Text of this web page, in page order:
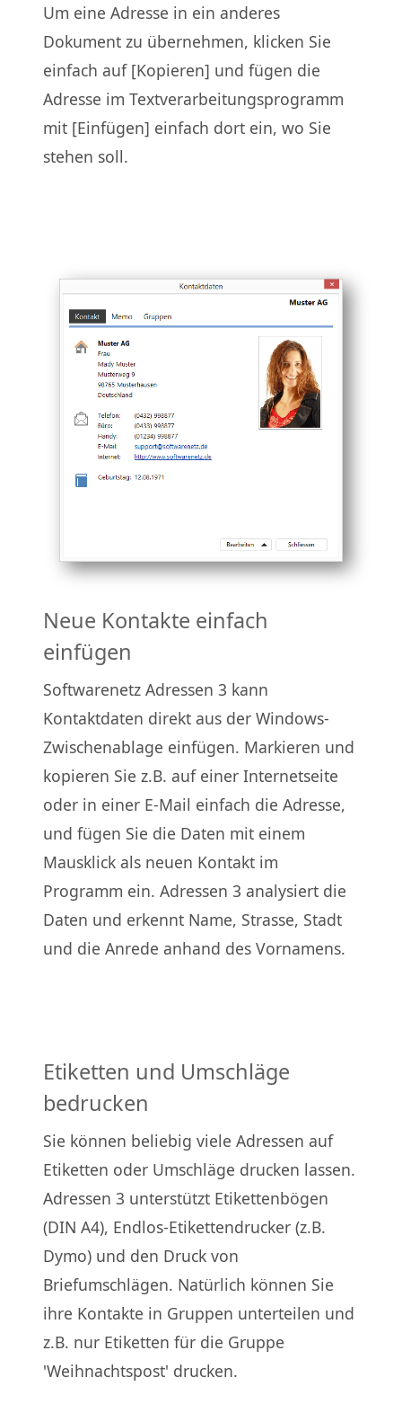
Um eine Adresse in ein anderes
Dokument zu übernehmen, klicken Sie
einfach auf [Kopieren] und fügen die
Adresse im Textverarbeitungsprogramm
mit [Einfügen] einfach dort ein, wo Sie
stehen soll.
Neue Kontakte einfach
einfügen
Softwarenetz Adressen 3 kann
Kontaktdaten direkt aus der Windows-
Zwischenablage einfügen. Markieren und
kopieren Sie z.B. auf einer Internetseite
oder in einer E-Mail einfach die Adresse,
und fügen Sie die Daten mit einem
Mausklick als neuen Kontakt im
Programm ein. Adressen 3 analysiert die
Daten und erkennt Name, Strasse, Stadt
und die Anrede anhand des Vornamens.
Etiketten und Umschläge
bedrucken
Sie können beliebig viele Adressen auf
Etiketten oder Umschläge drucken lassen.
Adressen 3 unterstützt Etikettenbögen
(DIN A4), Endlos-Etikettendrucker (z.B.
Dymo) und den Druck von
Briefumschlägen. Natürlich können Sie
ihre Kontakte in Gruppen unterteilen und
z.B. nur Etiketten für die Gruppe
'Weihnachtspost' drucken.